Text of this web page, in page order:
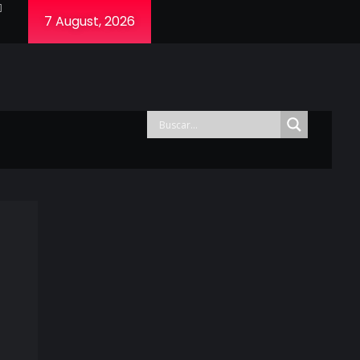
7 August, 2026